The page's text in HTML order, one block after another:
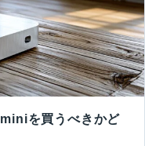
を買うべきかど